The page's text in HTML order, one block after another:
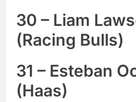
30 – Liam
(Racing Bulls)
31 – Esteban
(Haas)